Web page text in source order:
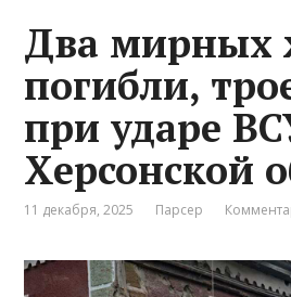
Два мирных
погибли,
при ударе
Херсонской
11 декабря, 2025 Парсер